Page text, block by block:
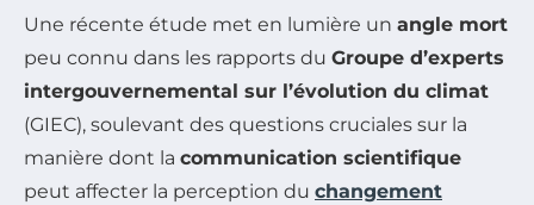
Une récente étude met en lumière un angle mort
peu connu dans les rapports du Groupe d’experts
intergouvernemental sur l’évolution du climat
(GIEC), soulevant des questions cruciales sur la
manière dont la communication scientifique
peut affecter la perception du changement